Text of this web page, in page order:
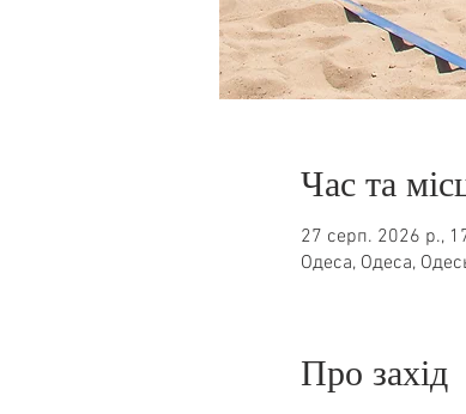
Час та
27 серп. 2026 р.,
Одеса, Одеса,
Про захід